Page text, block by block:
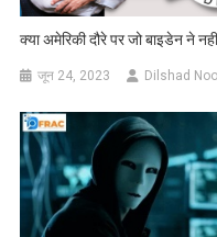
क्या अमेरिकी दौरे पर जो बाइडेन ने
जून 24, 2023 Dilshad